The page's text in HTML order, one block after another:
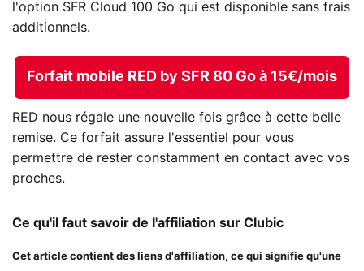
l'option SFR Cloud 100 Go qui est disponible sans frais
additionnels.
Forfait mobile RED by SFR 80 Go à 15€/mois
RED nous régale une nouvelle fois grâce à cette belle
remise. Ce forfait assure l'essentiel pour vous
permettre de rester constamment en contact avec vos
proches.
Ce qu'il faut savoir de l'affiliation sur Clubic
Cet article contient des liens d'affiliation, ce qui signifie qu'une